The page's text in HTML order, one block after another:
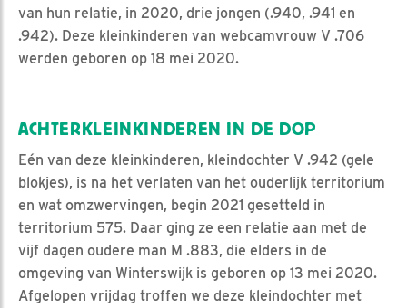
van hun relatie, in 2020, drie jongen (.940, .941 en
.942). Deze kleinkinderen van webcamvrouw V .706
werden geboren op 18 mei 2020.
ACHTERKLEINKINDEREN IN DE DOP
Eén van deze kleinkinderen, kleindochter V .942 (gele
blokjes), is na het verlaten van het ouderlijk territorium
en wat omzwervingen, begin 2021 gesetteld in
territorium 575. Daar ging ze een relatie aan met de
vijf dagen oudere man M .883, die elders in de
omgeving van Winterswijk is geboren op 13 mei 2020.
Afgelopen vrijdag troffen we deze kleindochter met